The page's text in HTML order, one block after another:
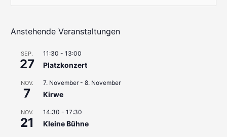
h
Anstehende Veranstaltungen
SEP.
27
11:30 -13:00
Platzkonzert
NOV.
7
7. November-8. November
Kirwe
NOV.
21
14:30 -17:30
Kleine Bühne